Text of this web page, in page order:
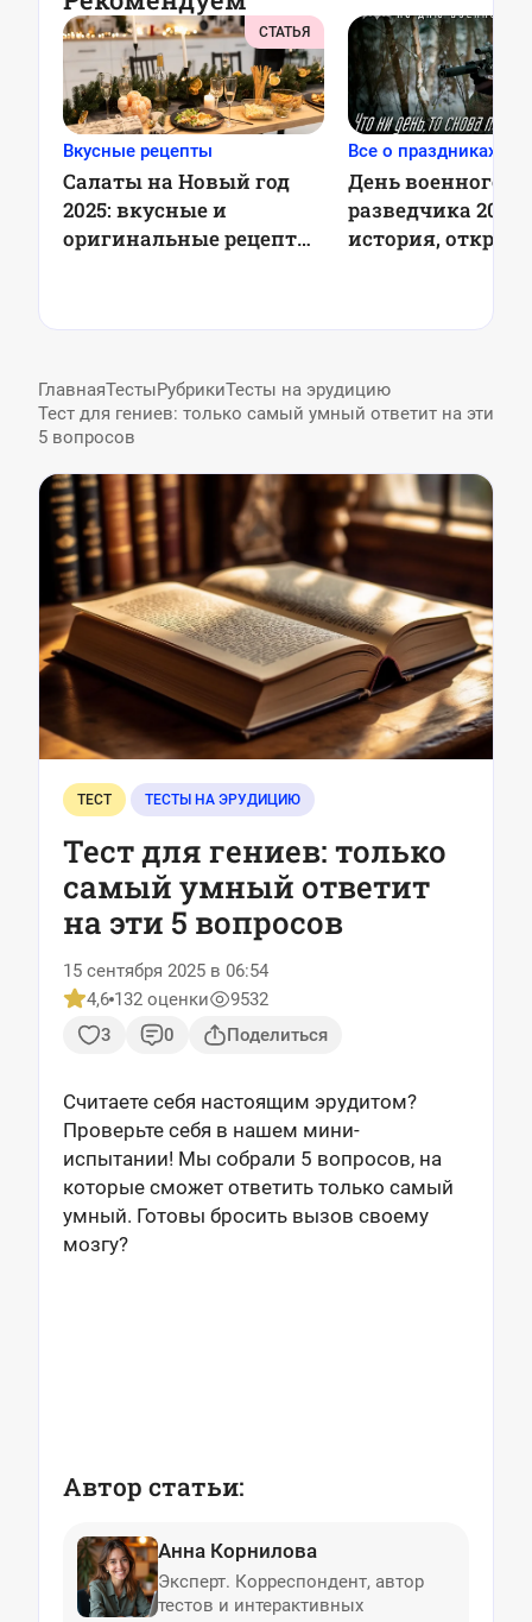
СТАТЬЯ
Вкусные рецепты
Салаты на Новый год
2025: вкусные и
оригинальные рецепты
Все о праздниках
День военного
разведчика 2025:
история,
ГлавнаяТестыРубрикиТесты на эрудицию
Тест для гениев: только самый умный ответит на эти
5 вопросов
ТЕСТ ТЕСТЫ НА ЭРУДИЦИЮ
Тест для гениев: только
самый умный ответит
на эти 5 вопросов
15 сентября 2025 в 06:54
4,6 132 оценки
9532
3
0 Поделиться
Считаете себя настоящим эрудитом?
Проверьте себя в нашем мини-
испытании! Мы собрали 5 вопросов, на
которые сможет ответить только самый
умный. Готовы бросить вызов своему
мозгу?
Автор статьи:
Анна Корнилова
Эксперт. Корреспондент, автор
тестов и интерактивных